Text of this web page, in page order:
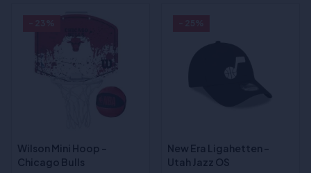
Wilson Mini Hoop -
Chicago Bulls
New Era Ligahetten -
Utah Jazz OS